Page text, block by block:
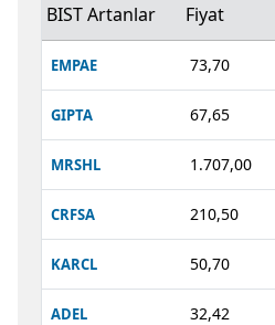
BIST Artanlar Fiyat
EMPAE 73,70
GIPTA 67,65
MRSHL 1.707,00
CRFSA 210,50
KARCL 50,70
ADEL 32,42